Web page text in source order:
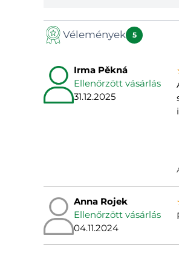
Vélemények 5
Irma Pěkná
Ellenőrzött vásárlás
31.12.2025
Anna Rojek
Ellenőrzött vásárlás
04.11.2024